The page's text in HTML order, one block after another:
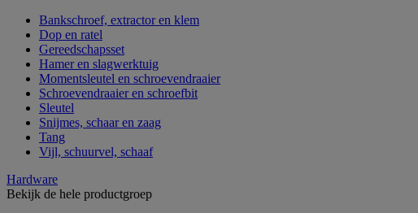
Bankschroef, extractor en klem
Dop en ratel
Gereedschapsset
Hamer en slagwerktuig
Momentsleutel en schroevendraaier
Schroevendraaier en schroefbit
Sleutel
Snijmes, schaar en zaag
Tang
Vijl, schuurvel, schaaf
Hardware
Bekijk de hele productgroep